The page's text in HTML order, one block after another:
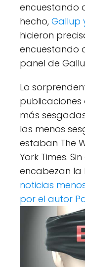
encuestando
hecho, Gallup
hicieron
encuestando
panel de
Lo
más
las menos
estaban The
York Times.
encabezan la
noticias
por el autor